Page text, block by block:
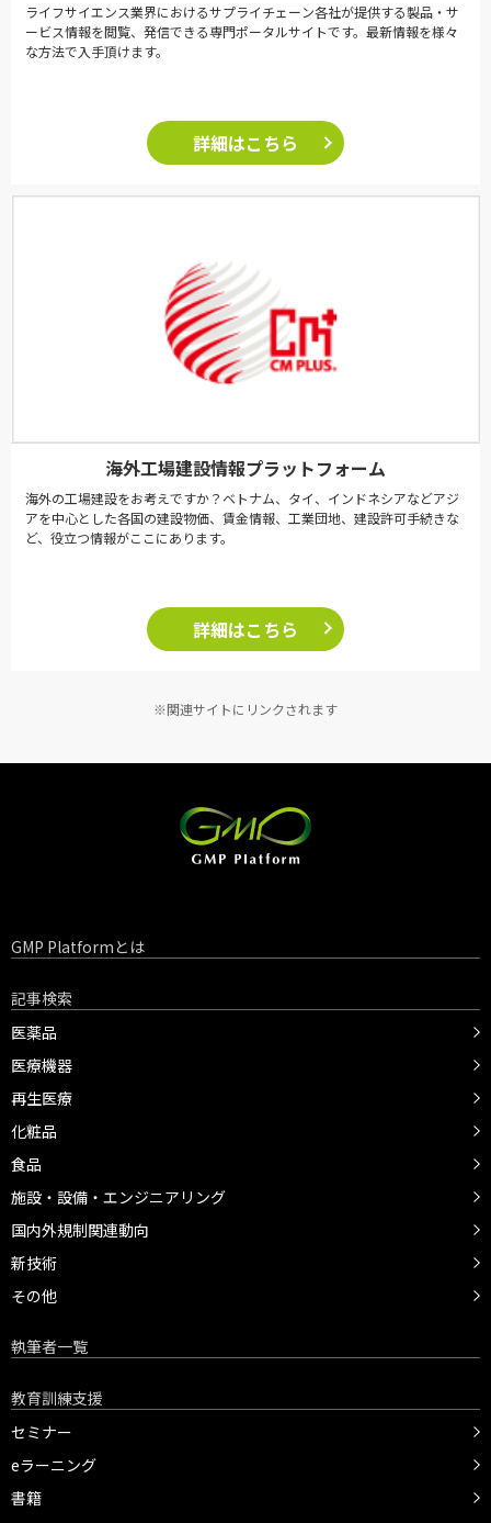
ライフサイエンス業界におけるサプライチェーン各社が提供する製品・サ
ービス情報を閲覧、発信できる専門ポータルサイトです。最新情報を様々
な方法で入手頂けます。
詳細はこちら
海外工場建設情報プラットフォーム
海外の工場建設をお考えですか？ベトナム、タイ、インドネシアなどアジ
アを中心とした各国の建設物価、賃金情報、工業団地、建設許可手続きな
ど、役立つ情報がここにあります。
詳細はこちら
※関連サイトにリンクされます
GMP Platformとは
記事検索
医薬品
医療機器
再生医療
化粧品
食品
施設・設備・エンジニアリング
国内外規制関連動向
新技術
その他
執筆者一覧
教育訓練支援
セミナー
eラーニング
書籍